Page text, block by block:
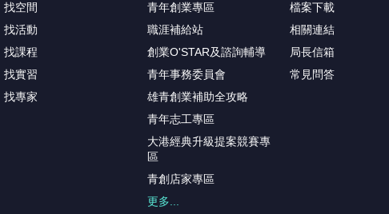
找空間
找活動
找課程
找實習
找專家
青年創業專區
職涯補給站
創業O'STAR及諮詢輔導
青年事務委員會
雄青創業補助全攻略
青年志工專區
大港經典升級提案競賽專
區
青創店家專區
更多...
檔案下載
相關連結
局長信箱
常見問答